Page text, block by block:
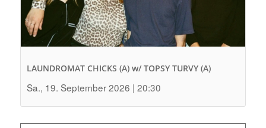
LAUNDROMAT CHICKS (A) w/ TOPSY TURVY (A)
Sa., 19. September 2026 | 20:30